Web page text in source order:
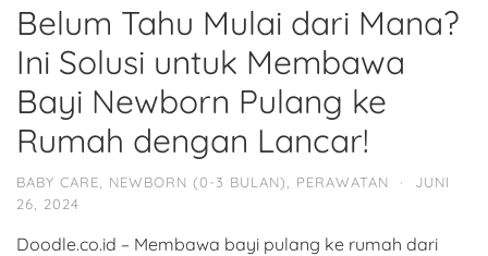
Belum Tahu Mulai dari Mana?
Ini Solusi untuk Membawa
Bayi Newborn Pulang ke
Rumah dengan Lancar!
BABY CARE NEWBORN (0-3 BULAN) PERAWATAN ·
JUNI
26, 2024
Doodle.co.id – Membawa bayi pulang ke rumah dari